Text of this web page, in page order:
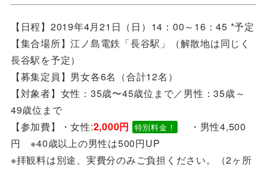
【日程】2019年4月21日（日）14：00～16：45 *予定
【集合場所】江ノ島電鉄「長谷駅」（解散地は同じく
長谷駅を予定）
【募集定員】男女各6名（合計12名）
【対象者】女性：35歳〜45歳位まで／男性：35歳～
49歳位まで
【参加費】・女性:2,000円 特別料金！
・男性4,500
円 ※40歳以上の男性は500円UP
※拝観料は別途、実費分のみご負担ください。（2ヶ所